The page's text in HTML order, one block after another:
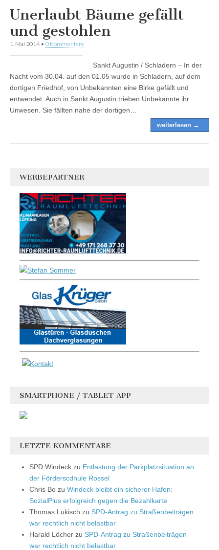
Unerlaubt Bäume gefällt
und gestohlen
1. Mai 2014• 0 Kommentare
Sankt Augustin / Schladern – In der
Nacht vom 30.04. auf den 01.05 wurde in Schladern, auf dem
dortigen Friedhof, von Unbekannten eine Birke gefällt und
entwendet. Auch in Sankt Augustin trieben Unbekannte ihr
Unwesen. Sie fällten nahe der dortigen…
weiterlesen →
WERBEPARTNER
SMARTPHONE / TABLET APP
LETZTE KOMMENTARE
SPD Windeck zu Entlastung der Parkplatzsituation an
der Förderscdhule Rossel
Chris Bo zu Windeck bleibt ein sicherer Hafen:
SozialPlus erfolgreich gegen die Bezahlkarte
Thomas Lukisch zu SPD-Antrag zu Straßenbeiträgen
war rechtlich nicht belastbar
Harald Löcher zu SPD-Antrag zu Straßenbeiträgen
war rechtlich nicht belastbar